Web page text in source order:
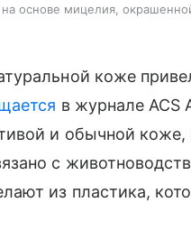
основе мицелия,
коже
в журнале ACS
и обычной
с
из пластика,